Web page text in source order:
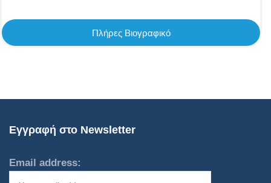
Πλήρες Βιογραφικό
Εγγραφή στο Newsletter
Email address: